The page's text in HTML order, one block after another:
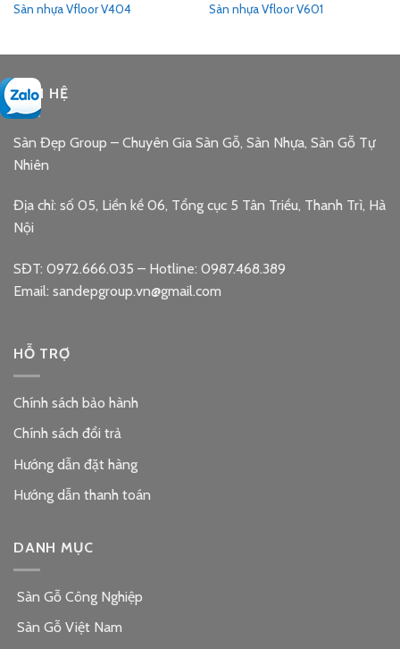
Sàn nhựa Vfloor V404 Sàn nhựa Vfloor V601
LIÊN HỆ
Sàn Đẹp Group – Chuyên Gia Sàn Gỗ, Sàn Nhựa, Sàn Gỗ Tự
Nhiên
Địa chỉ: số 05, Liền kề 06, Tổng cục 5 Tân Triều, Thanh Trì, Hà
Nội
SĐT: 0972.666.035 – Hotline: 0987.468.389
Email: sandepgroup.vn@gmail.com
HỖ TRỢ
Chính sách bảo hành
Chính sách đổi trả
Hướng dẫn đặt hàng
Hướng dẫn thanh toán
DANH MỤC
Sàn Gỗ Công Nghiệp
Sàn Gỗ Việt Nam